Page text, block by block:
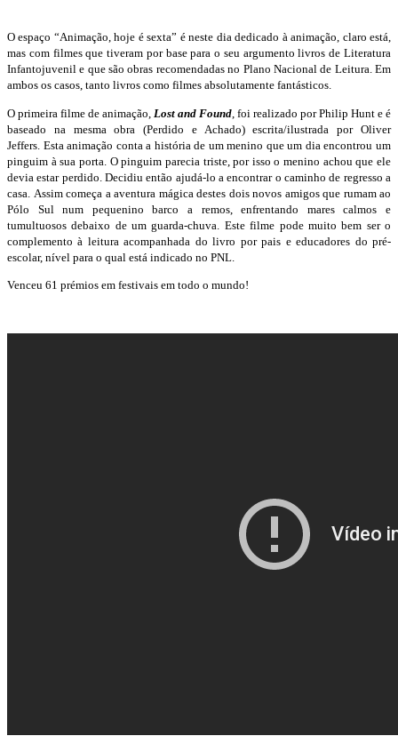
O espaço “Animação, hoje é sexta” é neste dia dedicado à animação, claro está,
mas com filmes que tiveram por base para o seu argumento livros de Literatura
Infantojuvenil e que são obras recomendadas no Plano Nacional de Leitura. Em
ambos os casos, tanto livros como filmes absolutamente fantásticos.
O primeira filme de animação, Lost and Found , foi realizado por Philip Hunt e é
baseado na mesma obra (Perdido e Achado) escrita/ilustrada por Oliver
Jeffers. Esta animação conta a história de um menino que um dia encontrou um
pinguim à sua porta. O pinguim parecia triste, por isso o menino achou que ele
devia estar perdido. Decidiu então ajudá-lo a encontrar o caminho de regresso a
casa. Assim começa a aventura mágica destes dois novos amigos que rumam ao
Pólo Sul num pequenino barco a remos, enfrentando mares calmos e
tumultuosos debaixo de um guarda-chuva. Este filme pode muito bem ser o
complemento à leitura acompanhada do livro por pais e educadores do pré-
escolar, nível para o qual está indicado no PNL.
Venceu 61 prémios em festivais em todo o mundo!